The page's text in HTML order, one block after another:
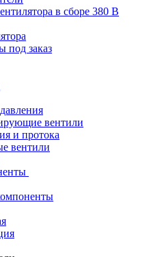
в сборе 380 В
под заказ
вентили
и протока
вентили